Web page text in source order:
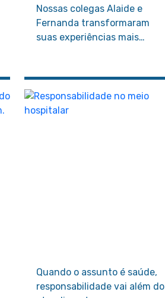
Nossas colegas Alaide e
Fernanda transformaram
suas experiências mais
pessoas. Elas não apenas
falaram sobre prevenção,
elas viveram a importância
Quando o assunto é saúde,
responsabilidade vai além do